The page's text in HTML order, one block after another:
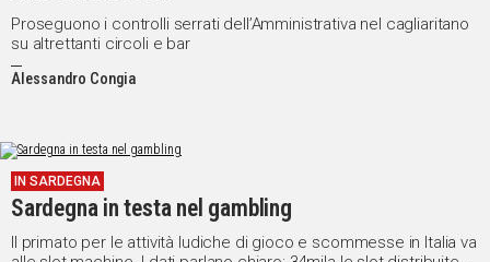
Proseguono i controlli serrati dell’Amministrativa nel cagliaritano
su altrettanti circoli e bar
Alessandro Congia
IN SARDEGNA
Sardegna in testa nel gambling
Il primato per le attività ludiche di gioco e scommesse in Italia va